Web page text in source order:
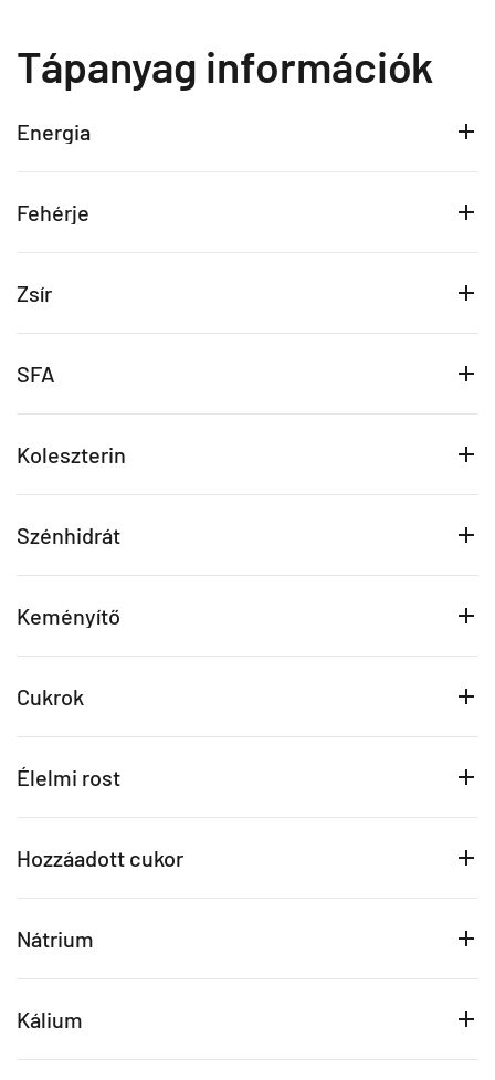
Tápanyag információk
Energia
Fehérje
Zsír
SFA
Koleszterin
Szénhidrát
Keményítő
Cukrok
Élelmi rost
Hozzáadott cukor
Nátrium
Kálium